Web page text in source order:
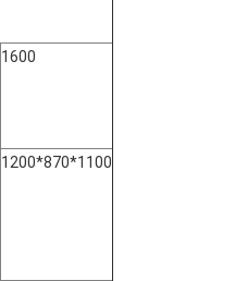
1600
1200*870*1100